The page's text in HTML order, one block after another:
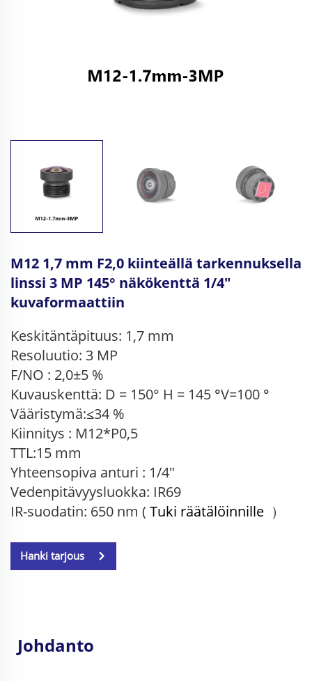
M12 1,7 mm F2,0 kiinteällä tarkennuksella
linssi 3 MP 145° näkökenttä 1/4"
kuvaformaattiin
Keskitäntäpituus: 1,7 mm
Resoluutio: 3 MP
F/NO : 2,0±5 %
Kuvauskenttä: D = 150° H = 145 °V=100 °
Vääristymä:≤34 %
Kiinnitys : M12*P0,5
TTL:15 mm
Yhteensopiva anturi : 1/4"
Vedenpitävyysluokka: IR69
IR-suodatin: 650 nm ( Tuki räätälöinnille ）
Hanki tarjous
Johdanto